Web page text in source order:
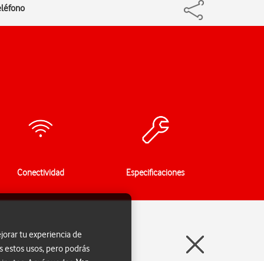
Conectividad Especificaciones
tu experiencia de
estos usos, pero podrás